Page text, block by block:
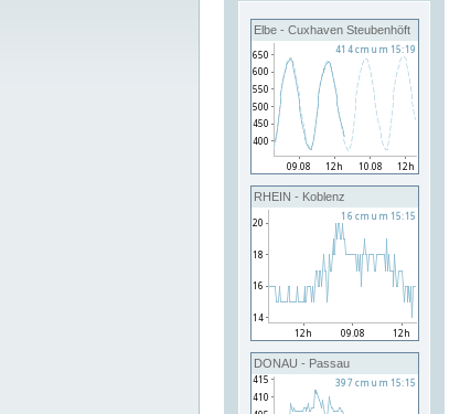
Elbe - Cuxhaven Steubenhöft
RHEIN - Koblenz
DONAU - Passau